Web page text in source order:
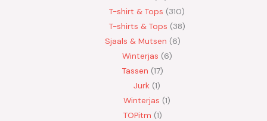
T-shirt & Tops 310
T-shirts & Tops 38
Sjaals & Mutsen 6
Winterjas 6
Tassen 17
Jurk 1
Winterjas 1
TOPitm 1